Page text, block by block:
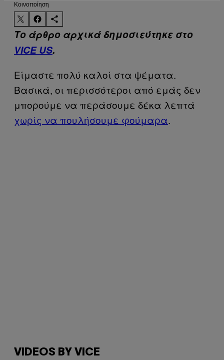
Kοινοποίηση
Το άρθρο αρχικά δημοσιεύτηκε στο
VICE US.
Είμαστε πολύ καλοί στα ψέματα.
Βασικά, οι περισσότεροι από εμάς δεν
μπορούμε να περάσουμε δέκα λεπτά
χωρίς να πουλήσουμε φούμαρα.
VIDEOS BY VICE